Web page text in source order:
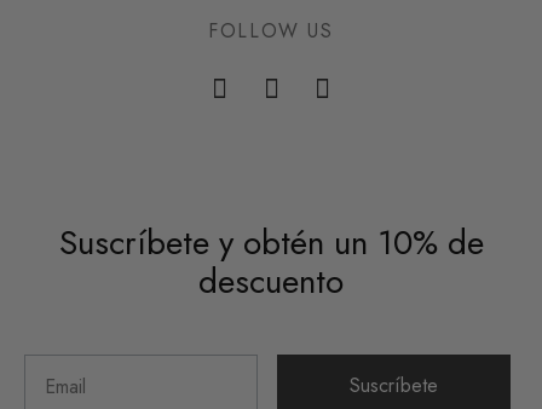
FOLLOW US
Suscríbete y obtén un 10% de
descuento
Suscríbete